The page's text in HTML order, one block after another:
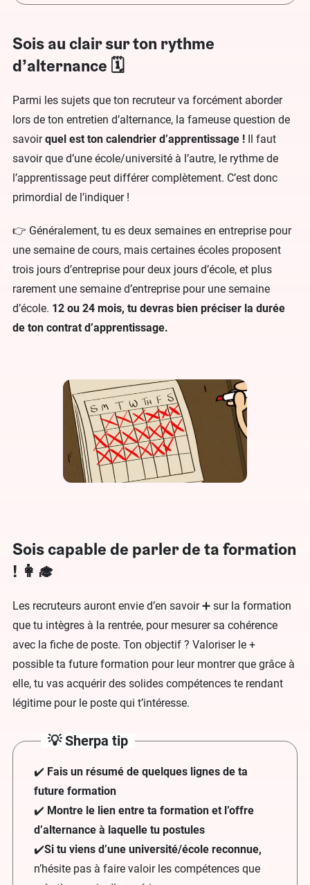
Sois au clair sur ton rythme
d’alternance 🗓️
Parmi les sujets que ton recruteur va forcément aborder
lors de ton entretien d’alternance, la fameuse question de
savoirquel est ton calendrier d’apprentissage ! Il faut
savoir que d’une école/université à l’autre, le rythme de
l’apprentissage peut différer complètement. C’est donc
primordial de l’indiquer !
👉 Généralement, tu es deux semaines en entreprise pour
une semaine de cours, mais certaines écoles proposent
trois jours d’entreprise pour deux jours d’école, et plus
rarement une semaine d’entreprise pour une semaine
d’école. 12 ou 24 mois, tu devras bien préciser la durée
de ton contrat d’apprentissage.
Sois capable de parler de ta formation
! 👩‍🎓
Les recruteurs auront envie d’en savoir ➕ sur la formation
que tu intègres à la rentrée, pour mesurer sa cohérence
avec la fiche de poste. Ton objectif ? Valoriser le +
possible ta future formation pour leur montrer que grâce à
elle, tu vas acquérir des solides compétences te rendant
légitime pour le poste qui t’intéresse.
💡 Sherpa tip
✔️ Fais un résumé de quelques lignes de ta
future formation
✔️ Montre le lien entre ta formation et l’offre
d’alternance à laquelle tu postules
✔️Si tu viens d’une université/école reconnue,
n’hésite pas à faire valoir les compétences que